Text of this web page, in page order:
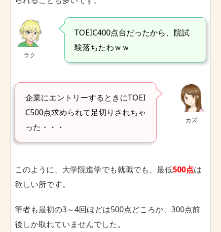
ラク
TOEIC400点台だったから、院試
験落ちたわｗｗ
カズ
企業にエントリーするときにTOEI
C500点求められて足切りされちゃ
った・・・
このように、大学院進学でも就職でも、最低500点は
欲しい所です。
筆者も最初の3～4回ほどは500点どころか、300点前
後しか取れていませんでした。